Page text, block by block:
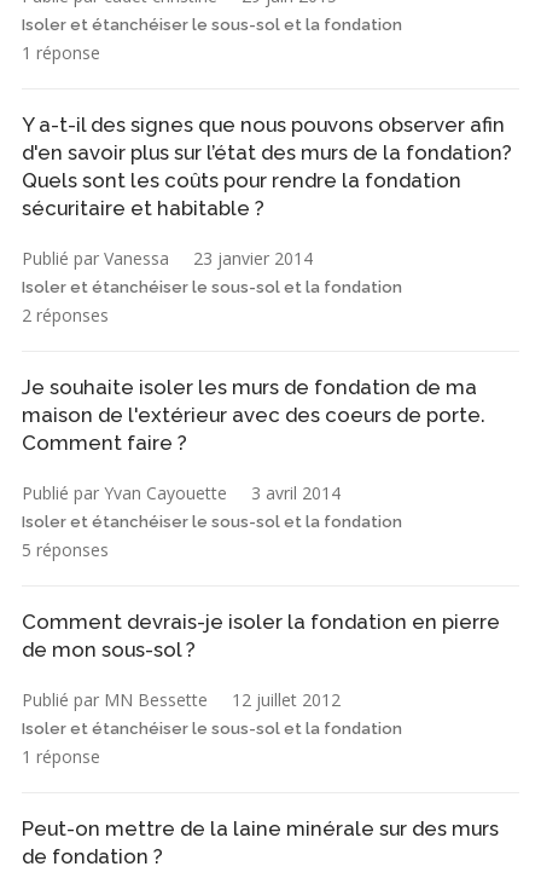
Isoler et étanchéiser le sous-sol et la fondation
1 réponse
Y a-t-il des signes que nous pouvons observer afin
d'en savoir plus sur l’état des murs de la fondation?
Quels sont les coûts pour rendre la fondation
sécuritaire et habitable ?
Publié par Vanessa 23 janvier 2014
Isoler et étanchéiser le sous-sol et la fondation
2 réponses
Je souhaite isoler les murs de fondation de ma
maison de l'extérieur avec des coeurs de porte.
Comment faire ?
Publié par Yvan Cayouette 3 avril 2014
Isoler et étanchéiser le sous-sol et la fondation
5 réponses
Comment devrais-je isoler la fondation en pierre
de mon sous-sol ?
Publié par MN Bessette 12 juillet 2012
Isoler et étanchéiser le sous-sol et la fondation
1 réponse
Peut-on mettre de la laine minérale sur des murs
de fondation ?